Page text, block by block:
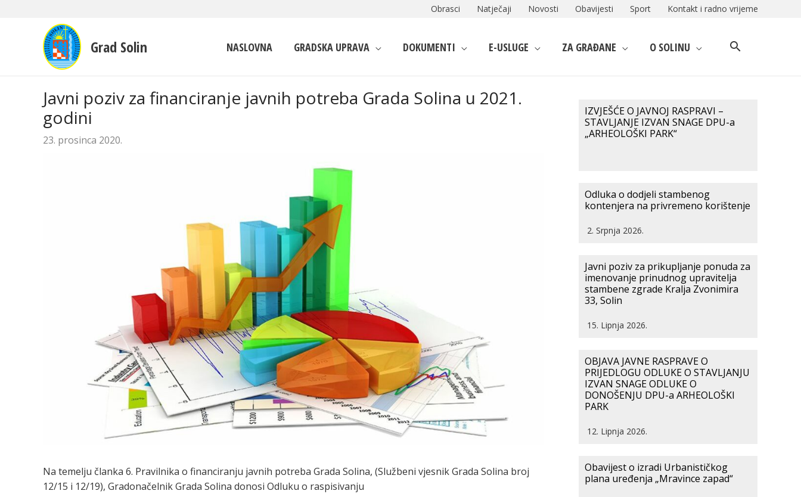
Obrasci Natječaji Novosti Obavijesti Sport Kontakt i radno vrijeme
Grad Solin NASLOVNA GRADSKA UPRAVA DOKUMENTI E-USLUGE ZA GRAĐANE O SOLINU
Javni poziv za financiranje javnih potreba Grada Solina u 2021.
godini
23. prosinca 2020.
Na temelju članka 6. Pravilnika o financiranju javnih potreba Grada Solina, (Službeni vjesnik Grada Solina broj
12/15 i 12/19), Gradonačelnik Grada Solina donosi Odluku o raspisivanju
IZVJEŠĆE O JAVNOJ RASPRAVI –
STAVLJANJE IZVAN SNAGE DPU-a
„ARHEOLOŠKI PARK“
Odluka o dodjeli stambenog
kontenjera na privremeno korištenje
2. Srpnja 2026.
Javni poziv za prikupljanje ponuda za
imenovanje prinudnog upravitelja
stambene zgrade Kralja Zvonimira
33, Solin
15. Lipnja 2026.
OBJAVA JAVNE RASPRAVE O
PRIJEDLOGU ODLUKE O STAVLJANJU
IZVAN SNAGE ODLUKE O
DONOŠENJU DPU-a ARHEOLOŠKI
PARK
12. Lipnja 2026.
Obavijest o izradi Urbanističkog
plana uređenja „Mravince zapad“